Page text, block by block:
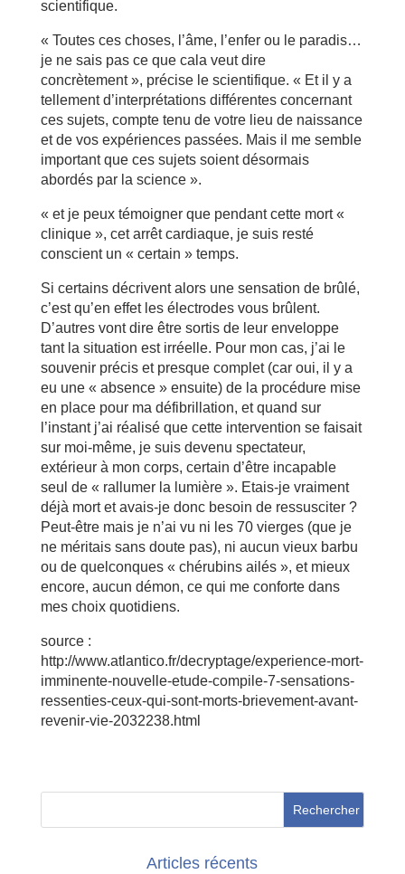
scientifique.
« Toutes ces choses, l’âme, l’enfer ou le paradis…
je ne sais pas ce que cala veut dire
concrètement », précise le scientifique. « Et il y a
tellement d’interprétations différentes concernant
ces sujets, compte tenu de votre lieu de naissance
et de vos expériences passées. Mais il me semble
important que ces sujets soient désormais
abordés par la science ».
« et je peux témoigner que pendant cette mort «
clinique », cet arrêt cardiaque, je suis resté
conscient un « certain » temps.
Si certains décrivent alors une sensation de brûlé,
c’est qu’en effet les électrodes vous brûlent.
D’autres vont dire être sortis de leur enveloppe
tant la situation est irréelle. Pour mon cas, j’ai le
souvenir précis et presque complet (car oui, il y a
eu une « absence » ensuite) de la procédure mise
en place pour ma défibrillation, et quand sur
l’instant j’ai réalisé que cette intervention se faisait
sur moi-même, je suis devenu spectateur,
extérieur à mon corps, certain d’être incapable
seul de « rallumer la lumière ». Etais-je vraiment
déjà mort et avais-je donc besoin de ressusciter ?
Peut-être mais je n’ai vu ni les 70 vierges (que je
ne méritais sans doute pas), ni aucun vieux barbu
ou de quelconques « chérubins ailés », et mieux
encore, aucun démon, ce qui me conforte dans
mes choix quotidiens.
source :
http://www.atlantico.fr/decryptage/experience-mort-
imminente-nouvelle-etude-compile-7-sensations-
ressenties-ceux-qui-sont-morts-brievement-avant-
revenir-vie-2032238.html
Articles récents